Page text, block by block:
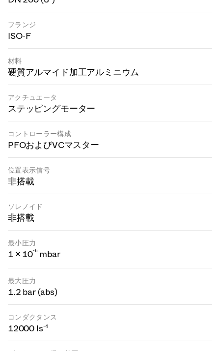
フランジ
ISO-F
材料
硬質アルマイド加工アルミニウム
アクチュエータ
ステッピングモーター
コントローラー構成
PFOおよびVCマスター
位置表示信号
非搭載
ソレノイド
非搭載
最小圧力
1 × 10-6 mbar
最大圧力
1.2 bar (abs)
コンダクタンス
12000 ls⁻¹